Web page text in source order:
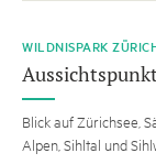
WILDNISPARK
Blick auf Zürichsee,
Alpen, Sihltal und